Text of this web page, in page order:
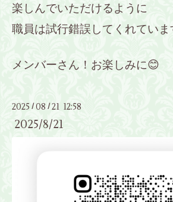
楽しんでいただけるように
職員は試行錯誤してくれていま
メンバーさん！お楽しみに😊
2025 /08 /21 12:58
2025/8/21